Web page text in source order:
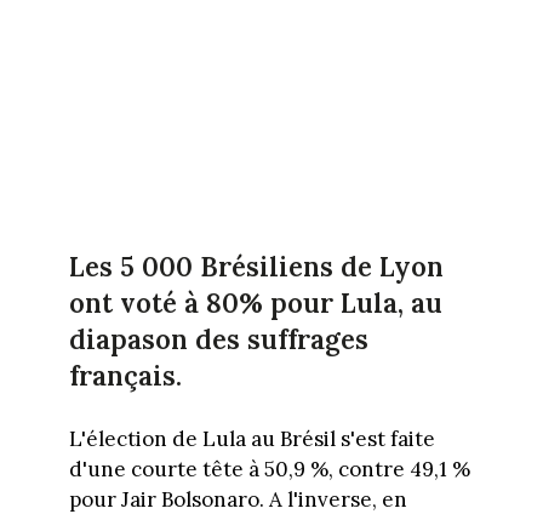
Les 5 000 Brésiliens de Lyon
ont voté à 80% pour Lula, au
diapason des suffrages
français.
L'élection de Lula au Brésil s'est faite
d'une courte tête à 50,9 %, contre 49,1 %
pour Jair Bolsonaro. A l'inverse, en